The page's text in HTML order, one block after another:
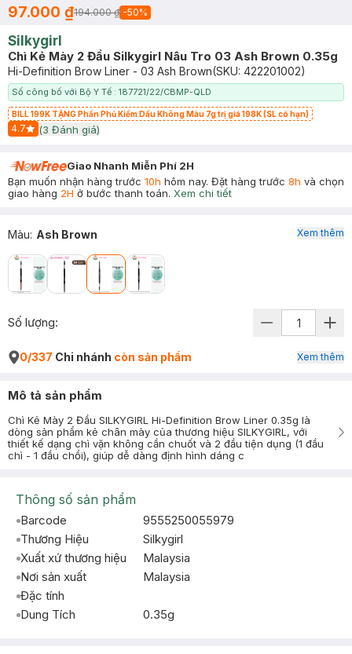
97.000 ₫194.000 ₫ -50%
Silkygirl
Chì Kẻ Mày 2 Đầu Silkygirl Nâu Tro 03 Ash Brown 0.35g
Hi-Definition Brow Liner - 03 Ash Brown(SKU: 422201002)
Số công bố với Bộ Y Tế : 187721/22/CBMP-QLD
BILL 199K TẶNG Phấn Phủ Kiềm Dầu Không Màu 7g trị giá 198K (SL có hạn)
4.7
Start Icon
(3 Đánh giá)
Giao Nhanh Miễn Phí 2H
Bạn muốn nhận hàng trước 10h hôm nay. Đặt hàng trước 8h và chọn
giao hàng 2H ở bước thanh toán. Xem chi tiết
Màu: Ash Brown Xem thêm
Số lượng:
0/337 Chi nhánh còn sản phẩm Xem thêm
Mô tả sản phẩm
Chì Kẻ Mày 2 Đầu SILKYGIRL Hi-Definition Brow Liner 0.35g là
dòng sản phẩm kẻ chân mày của thương hiệu SILKYGIRL, với
thiết kế dạng chì vặn không cần chuốt và 2 đầu tiện dụng (1 đầu
chì - 1 đầu chổi), giúp dễ dàng định hình dáng c
Thông số sản phẩm
Barcode
9555250055979
Thương Hiệu
Silkygirl
Xuất xứ thương hiệu
Malaysia
Nơi sản xuất
Malaysia
Đặc tính
Dung Tích
0.35g